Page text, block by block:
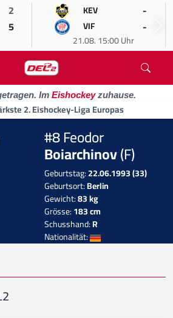
2
5
KEV -
VIF -
21.08. 15:00 Uhr
Im Eishockeyzuhause.
2. Eishockey-Liga Europas
#8 Feodor
Boiarchinov(F)
Geburtstag:22.06.1993 (33)
Geburtsort:Berlin
Gewicht:83 kg
Grösse:183 cm
Schusshand:R
Nationalität: